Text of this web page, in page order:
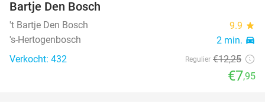
Bartje Den Bosch
't Bartje Den Bosch 9.9 star
's-Hertogenbosch 2 min. directions_car
Verkocht: 432 Regulier €12,25
€7,95